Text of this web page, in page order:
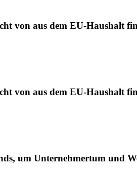
von aus dem EU-Haushalt
von aus dem EU-Haushalt
um Unternehmertum und